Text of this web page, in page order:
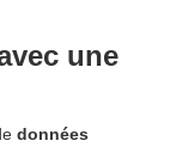
une
données